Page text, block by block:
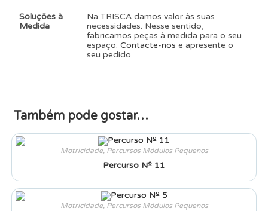
Soluções à
Medida
Na TRISCA damos valor às suas
necessidades. Nesse sentido,
fabricamos peças à medida para o seu
espaço.Contacte-nos e apresente o
seu pedido.
Também pode gostar…
Motricidade, Percursos Módulos Pequenos
Percurso Nº 11
Motricidade, Percursos Módulos Pequenos